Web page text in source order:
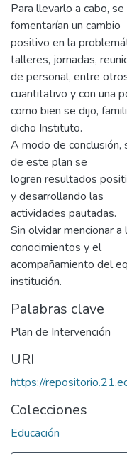
Para llevarlo a cabo,
fomentarían un cambio
positivo en la
talleres, jornadas,
de personal, entre
cuantitativo y con una
como bien se dijo,
dicho Instituto.
A modo de conclusión,
de este plan se
logren resultados
y desarrollando las
actividades pautadas.
Sin olvidar mencionar
conocimientos y el
acompañamiento del
institución.
Palabras clave
Plan de Intervención
URI
https://
Colecciones
Educación